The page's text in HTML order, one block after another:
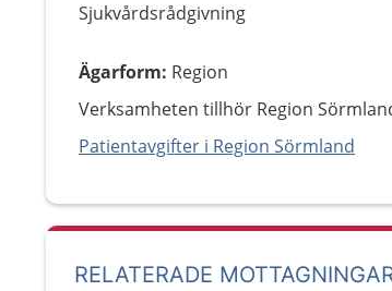
Sjukvårdsrådgivning
Ägarform: Region
Verksamheten tillhör Region
Patientavgifter i Region Sörmland
RELATERADE